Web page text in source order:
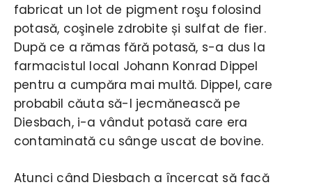
fabricat un lot de pigment roşu folosind
potasă, coşinele zdrobite și sulfat de fier.
După ce a rămas fără potasă, s-a dus la
farmacistul local Johann Konrad Dippel
pentru a cumpăra mai multă. Dippel, care
probabil căuta să-l jecmănească pe
Diesbach, i-a vândut potasă care era
contaminată cu sânge uscat de bovine.
Atunci când Diesbach a încercat să facă